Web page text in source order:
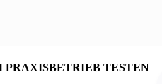
TESTEN